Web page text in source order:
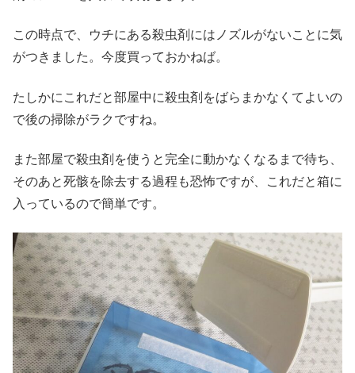
この時点で、ウチにある殺虫剤にはノズルがないことに気
がつきました。今度買っておかねば。
たしかにこれだと部屋中に殺虫剤をばらまかなくてよいの
で後の掃除がラクですね。
また部屋で殺虫剤を使うと完全に動かなくなるまで待ち、
そのあと死骸を除去する過程も恐怖ですが、これだと箱に
入っているので簡単です。